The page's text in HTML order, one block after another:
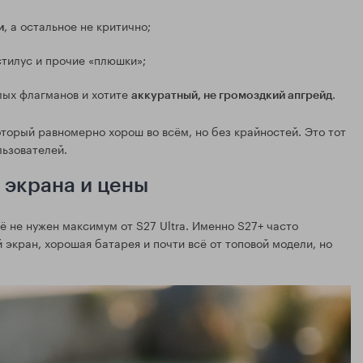
, а остальное не критично;
и прочие «плюшки»;
флагманов и хотите аккуратный, не громоздкий апгрейд.
равномерно хорош во всём, но без крайностей. Это тот
экрана и цены
нужен максимум от S27 Ultra. Именно S27+ часто
хорошая батарея и почти всё от топовой модели, но